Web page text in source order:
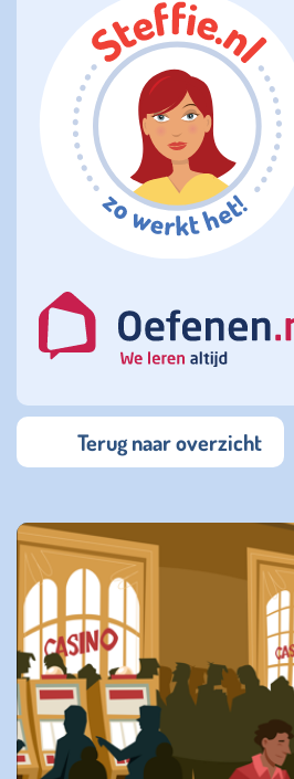
Terug naar overzicht